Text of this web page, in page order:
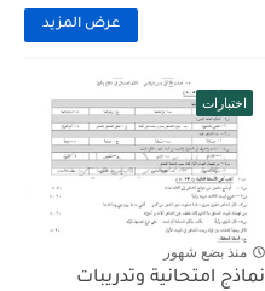
عرض المزيد
اختبارات
منذ بضع شهور
نماذج امتحانية وتدريبات